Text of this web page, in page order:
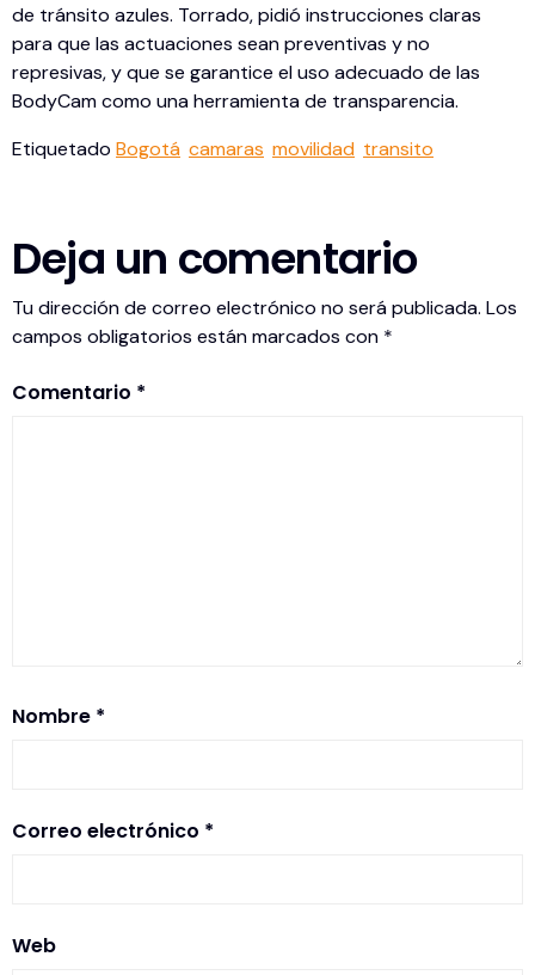
de tránsito azules. Torrado, pidió instrucciones claras
para que las actuaciones sean preventivas y no
represivas, y que se garantice el uso adecuado de las
BodyCam como una herramienta de transparencia.
Etiquetado Bogotá camaras movilidad transito
Deja un comentario
Tu dirección de correo electrónico no será publicada. Los
campos obligatorios están marcados con *
Comentario *
Nombre *
Correo electrónico *
Web